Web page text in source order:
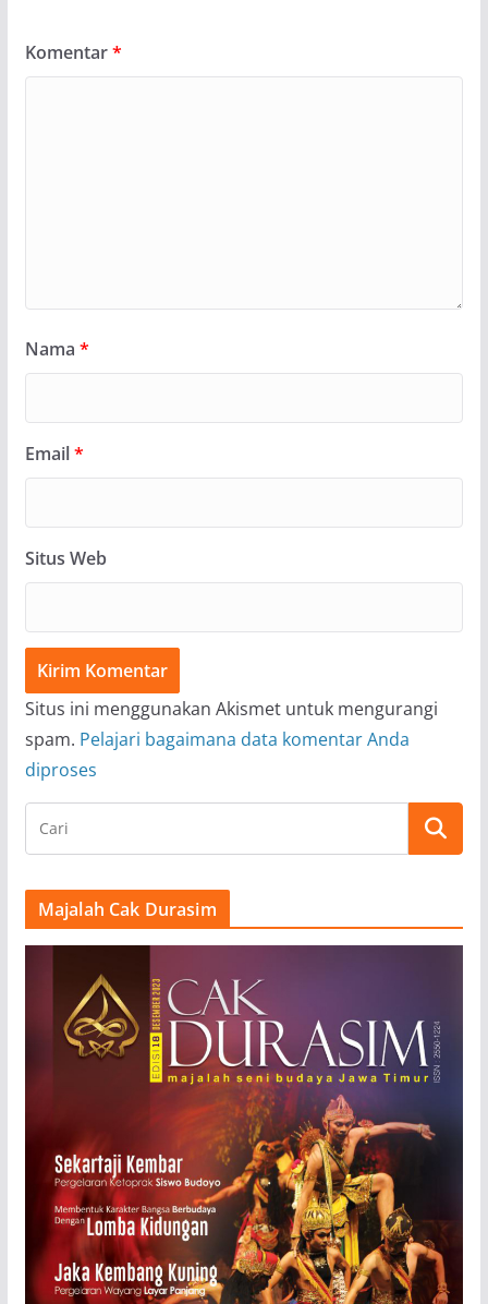
Komentar*
Nama *
Email*
Situs Web
Situs ini menggunakan Akismet untuk mengurangi
spam. Pelajari bagaimana data komentar Anda
diproses
Majalah Cak Durasim